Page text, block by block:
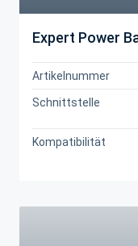
Expert Power
Artikelnummer
Schnittstelle
Kompatibilität